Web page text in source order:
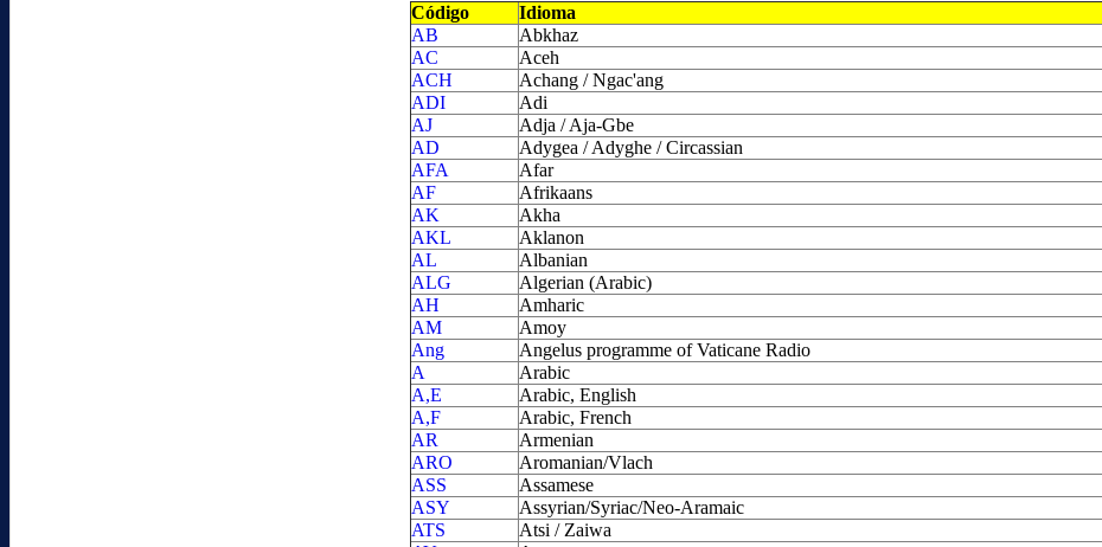
Código
Idioma
AB
Abkhaz
AC
Aceh
ACH
Achang / Ngac'ang
ADI
Adi
AJ
Adja / Aja-Gbe
AD
Adygea / Adyghe / Circassian
AFA
Afar
AF
Afrikaans
AK
Akha
AKL
Aklanon
AL
Albanian
ALG
Algerian (Arabic)
AH
Amharic
AM
Amoy
Ang
Angelus programme of Vaticane Radio
A
Arabic
A,E
Arabic, English
A,F
Arabic, French
AR
Armenian
ARO
Aromanian/Vlach
ASS
Assamese
ASY
Assyrian/Syriac/Neo-Aramaic
ATS
Atsi / Zaiwa